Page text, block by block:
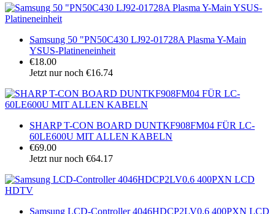
Samsung 50 "PN50C430 LJ92-01728A Plasma Y-Main
YSUS-Platineneinheit
€18.00
Jetzt nur noch €16.74
SHARP T-CON BOARD DUNTKF908FM04 FÜR LC-
60LE600U MIT ALLEN KABELN
€69.00
Jetzt nur noch €64.17
Samsung LCD-Controller 4046HDCP2LV0.6 400PXN LCD